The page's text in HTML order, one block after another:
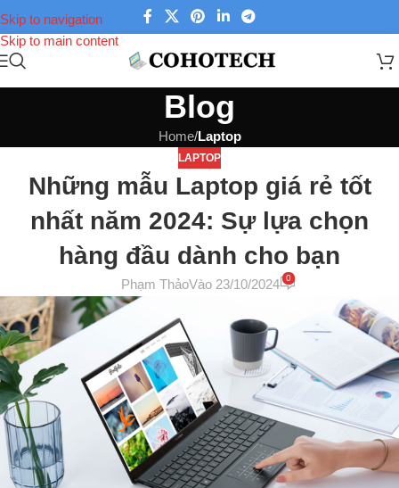
Skip to navigation
Skip to main content
Blog
Home/Laptop
LAPTOP
Những mẫu Laptop giá rẻ tốt
nhất năm 2024: Sự lựa chọn
hàng đầu dành cho bạn
Phạm ThảoVào 23/10/2024 0